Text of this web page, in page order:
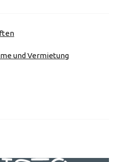
und Vermietung